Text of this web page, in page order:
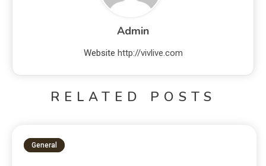
Admin
Website http://vivlive.com
RELATED POSTS
General